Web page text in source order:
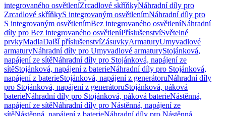
integrovaného osvětleníZrcadlové skříňkyNáhradní díly pro
Zrcadlové skříňkyS integrovaným osvětlenímNáhradní díly pro
S integrovaným osvětlenímBez integrovaného osvětleníNáhradní
díly pro Bez integrovaného osvětleníPříslušenstvíSvětelné
prvkyMadlaDalší příslušenstvíZásuvkyArmaturyUmyvadlové
armaturyNáhradní díly pro Umyvadlové armaturyStojánková,
napájení ze sítěNáhradní díly pro Stojánková, napájení ze
sítěStojánková, napájení z baterieNáhradní díly pro Stojánková,
napájení z baterieStojánková, napájení z generátoruNáhradní díly
pro Stojánková, napájení z generátoruStojánková, páková
baterieNáhradní díly pro Stojánková, páková baterieNástěnná,
napájení ze sítěNáhradní díly pro Nástěnná, napájení ze
sítěNástěnná, napájení z baterieNáhradní díly pro Nástěnná,